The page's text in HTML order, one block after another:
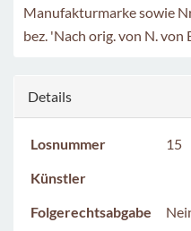
Manufakturmarke sowie
bez. 'Nach orig. von N. von
Details
Losnummer
15
Künstler
Folgerechtsabgabe